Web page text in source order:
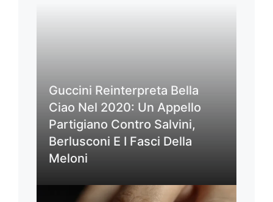
Guccini Reinterpreta Bella
Ciao Nel 2020: Un Appello
Partigiano Contro Salvini,
Berlusconi E I Fasci Della
Meloni